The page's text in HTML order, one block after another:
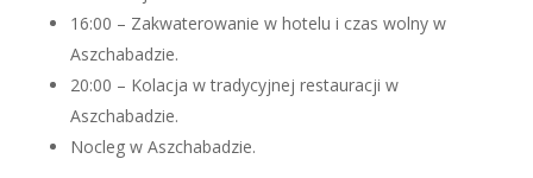
16:00 – Zakwaterowanie w hotelu i czas wolny w
Aszchabadzie.
20:00 – Kolacja w tradycyjnej restauracji w
Aszchabadzie.
Nocleg w Aszchabadzie.